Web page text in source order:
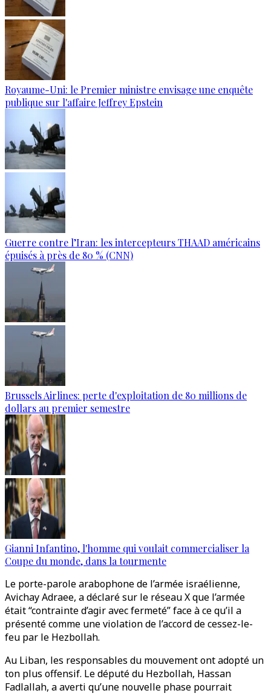
Royaume-Uni: le Premier ministre envisage une enquête
publique sur l'affaire Jeffrey Epstein
Guerre contre l’Iran: les intercepteurs THAAD américains
épuisés à près de 80 % (CNN)
Brussels Airlines: perte d'exploitation de 80 millions de
dollars au premier semestre
Gianni Infantino, l'homme qui voulait commercialiser la
Coupe du monde, dans la tourmente
Le porte-parole arabophone de l’armée israélienne,
Avichay Adraee, a déclaré sur le réseau X que l’armée
était “contrainte d’agir avec fermeté” face à ce qu’il a
présenté comme une violation de l’accord de cessez-le-
feu par le Hezbollah.
Au Liban, les responsables du mouvement ont adopté un
ton plus offensif. Le député du Hezbollah, Hassan
Fadlallah, a averti qu’une nouvelle phase pourrait